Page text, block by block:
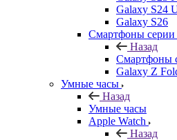
Galaxy S24
Galaxy S26
Смартфоны серии
Назад
Смартфоны
Galaxy Z
Умные часы
Назад
Умные часы
Apple Watch
Назад